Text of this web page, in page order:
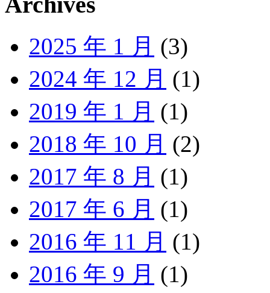
2025 年 1 月 (3)
2024 年 12 月 (1)
2019 年 1 月 (1)
2018 年 10 月 (2)
2017 年 8 月 (1)
2017 年 6 月 (1)
2016 年 11 月 (1)
2016 年 9 月 (1)